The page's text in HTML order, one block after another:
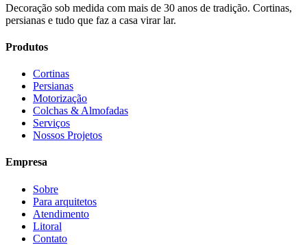
Decoração sob medida com mais de 30 anos de tradição. Cortinas,
persianas e tudo que faz a casa virar lar.
Produtos
Cortinas
Persianas
Motorização
Colchas & Almofadas
Serviços
Nossos Projetos
Empresa
Sobre
Para arquitetos
Atendimento
Litoral
Contato